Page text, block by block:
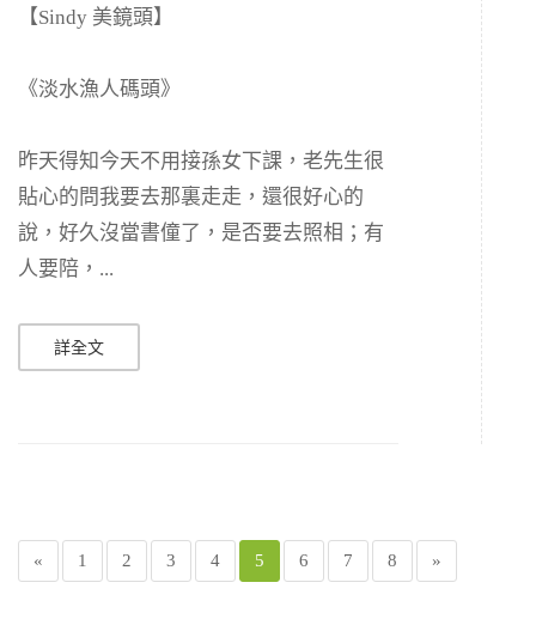
【Sindy 美鏡頭】
《淡水漁人碼頭》
昨天得知今天不用接孫女下課，老先生很
貼心的問我要去那裏走走，還很好心的
說，好久沒當書僮了，是否要去照相；有
人要陪，...
詳全文
« 1 2 3 4 5 6 7 8 »